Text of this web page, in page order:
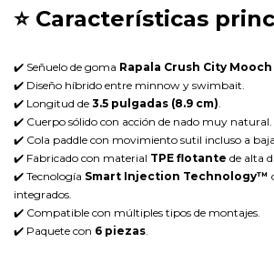
⭐ Características
✔️ Señuelo de goma Rapala Crush City
✔️ Diseño híbrido entre minnow y swimbait.
✔️ Longitud de 3.5 pulgadas (8.9 cm)
✔️ Cuerpo sólido con acción de nado muy natural.
✔️ Cola paddle con movimiento sutil incluso a baja
✔️ Fabricado con material TPE flotante de alta
✔️ Tecnología Smart Injection Technology™
integrados.
✔️ Compatible con múltiples tipos de montajes.
✔️ Paquete con 6 piezas